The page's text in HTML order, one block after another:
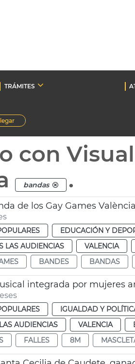
TRÁMITES
con
bandas .
de los Gay Games València
EDUCACIÓN Y
LAS AUDIENCIAS VALENCIA
BANDES BANDAS
IGUALDAD Y
AUDIENCIAS VALENCIA
FALLES 8M